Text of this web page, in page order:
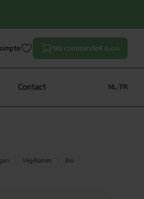
Ma commande€ 0,00
Contact NL/FR
Végétarien
Bio